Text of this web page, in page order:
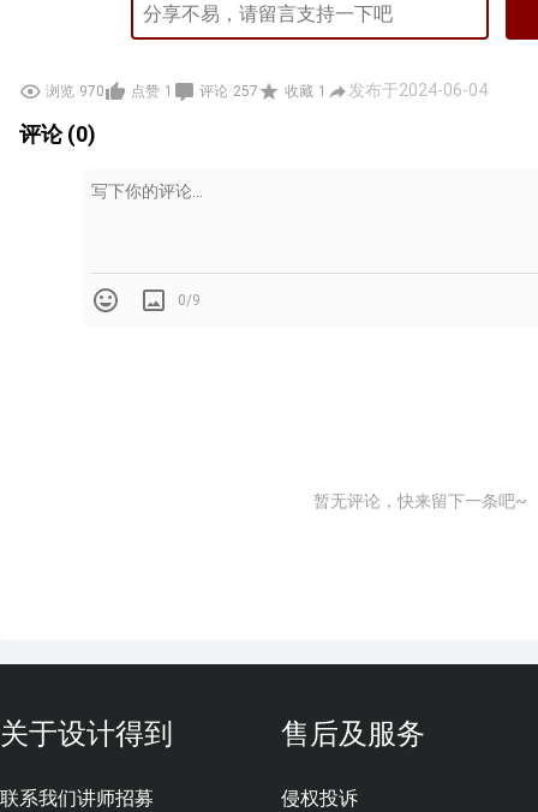
浏览 970 点赞 1 评论 257 收藏 1 发布于2024-06-04
评论 (0)
0/9
暂无评论，快来留下一条吧~
关于设计得到
联系我们讲师招募
售后及服务
侵权投诉